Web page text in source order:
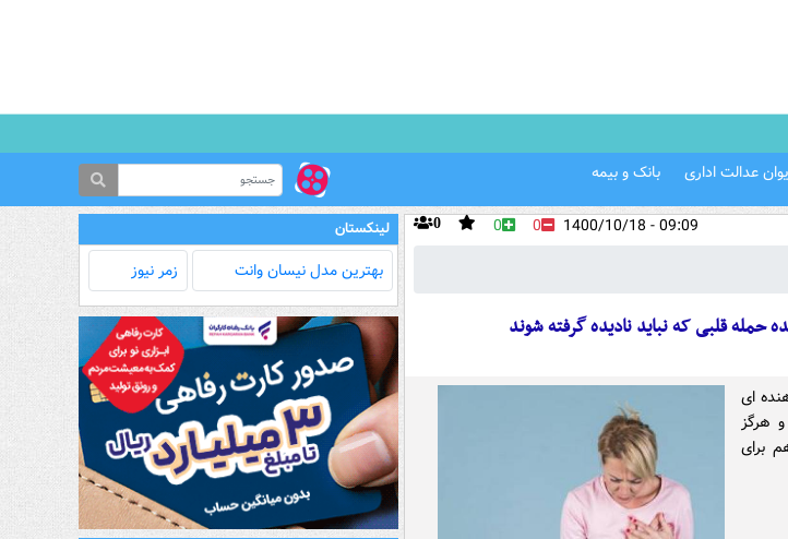
عدالت اداری بانک و بیمه
0 0 0
09:09 - 1400/10/18
قلبی که نباید نادیده گرفته شوند
ای
هرگز
برای
لینکستان
بهترین مدل‌ نیسان وانت زمر نیوز